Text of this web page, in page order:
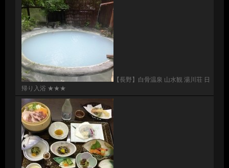
【長野】白骨温泉 山水観 湯川荘 日
帰り入浴 ★★★